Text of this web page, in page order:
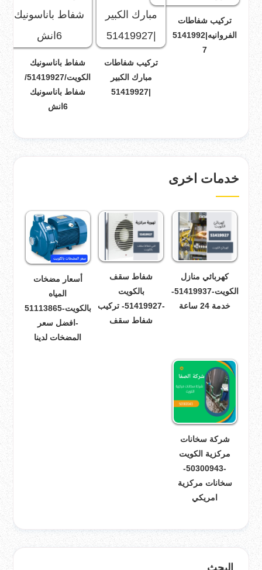
تركيب شفاطات
الفروانيه|5141992
7
تركيب شفاطات
مبارك الكبير
|51419927
شفاط باناسونيك
الكويت/51419927/
شفاط باناسونيك
6انش
خدمات اخرى
كهربائي منازل
الكويت-51419937-
خدمة 24 ساعة
شفاط سقف
بالكويت
-51419927- تركيب
شفاط سقف
أسعار مضخات
المياه
بالكويت-51113865
-افضل سعر
المضخات لدينا
شركة سخانات
مركزية الكويت
-50300943-
سخانات مركزية
امريكي